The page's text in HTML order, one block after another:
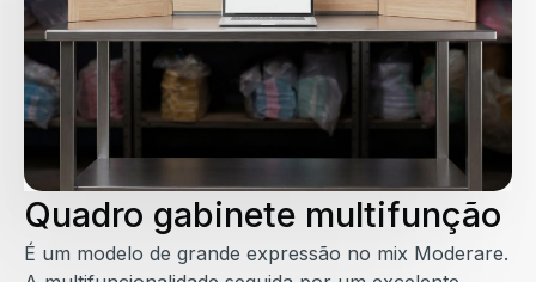
Quadro gabinete multifunção
É um modelo de grande expressão no mix Moderare.